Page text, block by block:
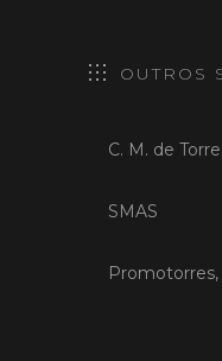
OUTROS
C. M. de
SMAS
Promotorres,